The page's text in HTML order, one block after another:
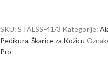
SKU: STALSS-41/3 Kategorije:
Pedikura, Škarice za Kožicu
Pro